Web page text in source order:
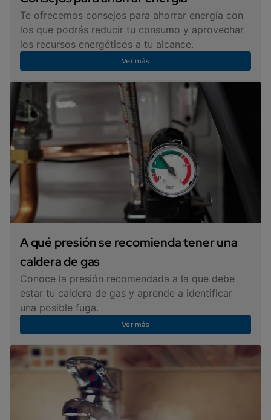
Te ofrecemos consejos para ahorrar energía con
los que podrás reducir tu consumo y aprovechar
los recursos energéticos a tu alcance.
Ver más
A qué presión se recomienda tener una
caldera de gas
Conoce la presión recomendada a la que debe
estar tu caldera de gas y aprende a identificar
una posible fuga.
Ver más